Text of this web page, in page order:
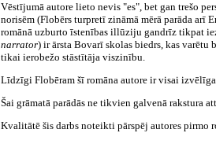
Vēstījumā autore lieto nevis "es", bet gan trešo
norisēm (Flobērs turpretī zināmā mērā parāda
romānā uzburto īstenības illūziju gandrīz tikpat
narrator) ir ārsta Bovarī skolas biedrs, kas
tikai ierobežo stāstītāja viszinību.
Līdzīgi Flobēram šī romāna autore ir visai
Šai grāmatā parādās ne tikvien galvenā rakstura
Kvalitātē šis darbs noteikti pārspēj autores pirmo